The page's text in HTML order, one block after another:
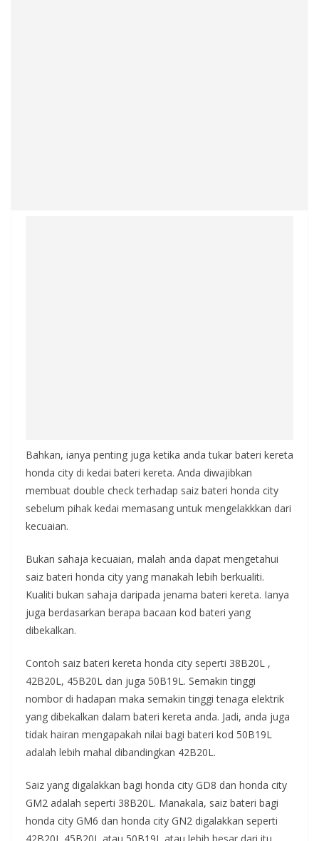
Bahkan, ianya penting juga ketika anda tukar bateri kereta
honda city di kedai bateri kereta. Anda diwajibkan
membuat double check terhadap saiz bateri honda city
sebelum pihak kedai memasang untuk mengelakkkan dari
kecuaian.
Bukan sahaja kecuaian, malah anda dapat mengetahui
saiz bateri honda city yang manakah lebih berkualiti.
Kualiti bukan sahaja daripada jenama bateri kereta. Ianya
juga berdasarkan berapa bacaan kod bateri yang
dibekalkan.
Contoh saiz bateri kereta honda city seperti 38B20L ,
42B20L, 45B20L dan juga 50B19L. Semakin tinggi
nombor di hadapan maka semakin tinggi tenaga elektrik
yang dibekalkan dalam bateri kereta anda. Jadi, anda juga
tidak hairan mengapakah nilai bagi bateri kod 50B19L
adalah lebih mahal dibandingkan 42B20L.
Saiz yang digalakkan bagi honda city GD8 dan honda city
GM2 adalah seperti 38B20L. Manakala, saiz bateri bagi
honda city GM6 dan honda city GN2 digalakkan seperti